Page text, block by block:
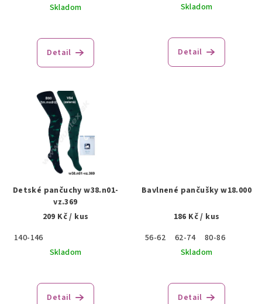
Skladom
Detail
Skladom
Detail
Detské pančuchy w38.n01-
vz.369
209 Kč/ kus
140-146
Skladom
Detail
Bavlnené pančušky w18.000
186 Kč/ kus
56-62
62-74
80-86
Skladom
Detail